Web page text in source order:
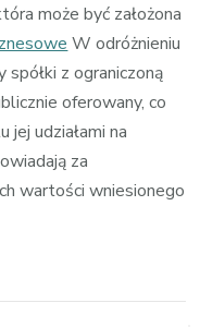
może być założona
W odróżnieniu
spółki z ograniczoną
oferowany, co
jej udziałami na
za
wartości wniesionego